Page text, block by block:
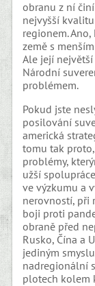
obranu z ní
nejvyšší
regionem.
země s
Ale její
Národní
problémem.
Pokud jste
posilování
americká
tomu tak
problémy,
užší
ve výzkumu a
nerovností, při
boji proti
obraně před
Rusko, Čína a
jediným
nadregionální
plotech kolem